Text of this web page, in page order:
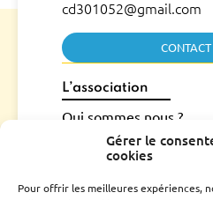
Gérer le
cookies
Pour offrir les meilleures expériences,
cd301052@gmail.com
CONTACT
L’association
Qui sommes nous ?
Conseil d’administration
Le rucher école